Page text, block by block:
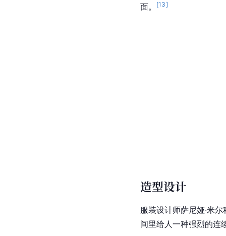
面。
[13]
造型设计
服装设计师萨尼娅·米
间里给人一种强烈的连